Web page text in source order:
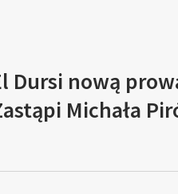
Dursi nową
Michała